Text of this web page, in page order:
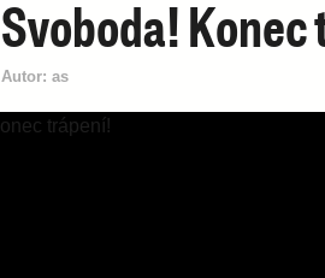
Svoboda!
Autor: as